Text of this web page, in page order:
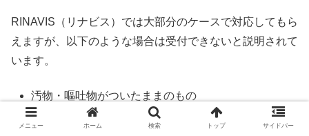
RINAVIS（リナビス）では大部分のケースで対応してもら
えますが、以下のような場合は受付できないと説明されて
います。
汚物・嘔吐物がついたままのもの
ペットが使用したもの
メニュー ホーム 検索 トップ サイドバー